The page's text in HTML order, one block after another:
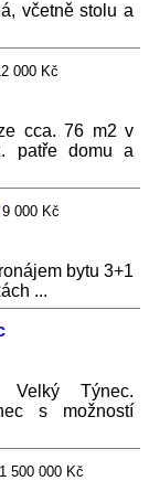
včetně stolu a
000 Kč
cca. 76 m2 v
patře domu a
9 000 Kč
bytu 3+1
...
Velký Týnec.
s možností
1 500 000 Kč